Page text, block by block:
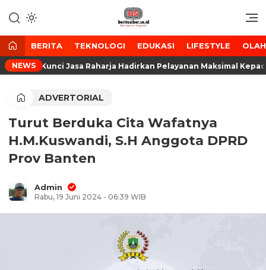
ke
konten
BeritaSiber.co.id
Media Tanggap Dan Akurat
BERITA TEKNOLOGI EDUKASI LIFESTYLE
NEWSKunci Jasa Raharja Hadirkan Pelayanan Maksimal Kepada
ADVERTORIAL
Turut Berduka Cita Wafatnya
H.M.Kuswandi, S.H Anggota DPRD
Prov Banten
Admin
Rabu, 19 Juni 2024 - 06:39 WIB